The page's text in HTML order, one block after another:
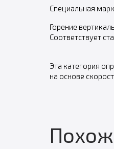
Специальная
Горение
Соответствует
Эта категория
на основе